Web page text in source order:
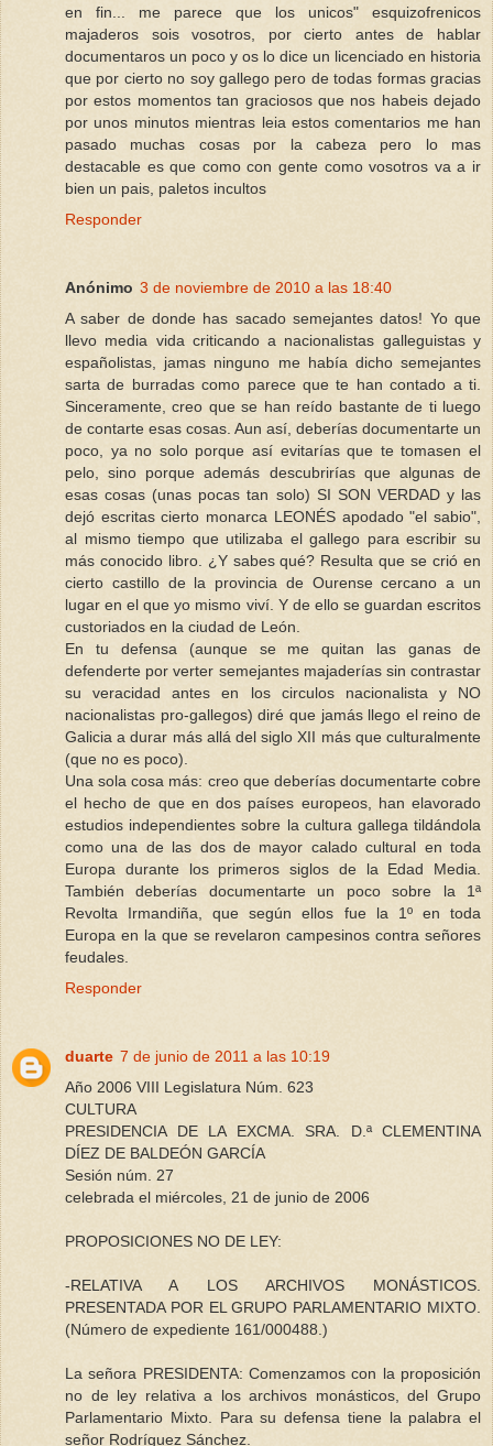
en fin... me parece que los unicos" esquizofrenicos
majaderos sois vosotros, por cierto antes de hablar
documentaros un poco y os lo dice un licenciado en historia
que por cierto no soy gallego pero de todas formas gracias
por estos momentos tan graciosos que nos habeis dejado
por unos minutos mientras leia estos comentarios me han
pasado muchas cosas por la cabeza pero lo mas
destacable es que como con gente como vosotros va a ir
bien un pais, paletos incultos
Responder
Anónimo 3 de noviembre de 2010 a las 18:40
A saber de donde has sacado semejantes datos! Yo que
llevo media vida criticando a nacionalistas galleguistas y
españolistas, jamas ninguno me había dicho semejantes
sarta de burradas como parece que te han contado a ti.
Sinceramente, creo que se han reído bastante de ti luego
de contarte esas cosas. Aun así, deberías documentarte un
poco, ya no solo porque así evitarías que te tomasen el
pelo, sino porque además descubrirías que algunas de
esas cosas (unas pocas tan solo) SI SON VERDAD y las
dejó escritas cierto monarca LEONÉS apodado "el sabio",
al mismo tiempo que utilizaba el gallego para escribir su
más conocido libro. ¿Y sabes qué? Resulta que se crió en
cierto castillo de la provincia de Ourense cercano a un
lugar en el que yo mismo viví. Y de ello se guardan escritos
custoriados en la ciudad de León.
En tu defensa (aunque se me quitan las ganas de
defenderte por verter semejantes majaderías sin contrastar
su veracidad antes en los circulos nacionalista y NO
nacionalistas pro-gallegos) diré que jamás llego el reino de
Galicia a durar más allá del siglo XII más que culturalmente
(que no es poco).
Una sola cosa más: creo que deberías documentarte cobre
el hecho de que en dos países europeos, han elavorado
estudios independientes sobre la cultura gallega tildándola
como una de las dos de mayor calado cultural en toda
Europa durante los primeros siglos de la Edad Media.
También deberías documentarte un poco sobre la 1ª
Revolta Irmandiña, que según ellos fue la 1º en toda
Europa en la que se revelaron campesinos contra señores
feudales.
Responder
duarte 7 de junio de 2011 a las 10:19
Año 2006 VIII Legislatura Núm. 623
CULTURA
PRESIDENCIA DE LA EXCMA. SRA. D.ª CLEMENTINA
DÍEZ DE BALDEÓN GARCÍA
Sesión núm. 27
celebrada el miércoles, 21 de junio de 2006
PROPOSICIONES NO DE LEY:
-RELATIVA A LOS ARCHIVOS MONÁSTICOS.
PRESENTADA POR EL GRUPO PARLAMENTARIO MIXTO.
(Número de expediente 161/000488.)
La señora PRESIDENTA: Comenzamos con la proposición
no de ley relativa a los archivos monásticos, del Grupo
Parlamentario Mixto. Para su defensa tiene la palabra el
señor Rodríguez Sánchez.